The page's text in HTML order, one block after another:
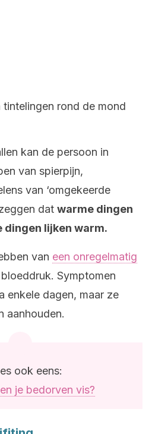
tintelingen rond de mond
kan de persoon in
van spierpijn,
van ‘omgekeerde
dat warme dingen
dingen lijken warm.
van een onregelmatig
Symptomen
enkele dagen, maar ze
aanhouden.
ook eens:
je bedorven vis?